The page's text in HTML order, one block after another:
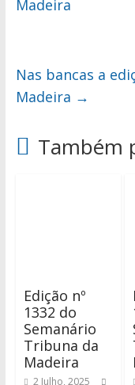
Madeira
Nas bancas a
Madeira →
Também
Edição nº
1332 do
Semanário
Tribuna da
Madeira
2 Julho, 2025